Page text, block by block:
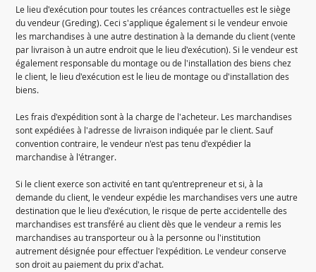
Le lieu d'exécution pour toutes les créances contractuelles est le siège
du vendeur (Greding). Ceci s'applique également si le vendeur envoie
les marchandises à une autre destination à la demande du client (vente
par livraison à un autre endroit que le lieu d'exécution). Si le vendeur est
également responsable du montage ou de l'installation des biens chez
le client, le lieu d'exécution est le lieu de montage ou d'installation des
biens.
Les frais d'expédition sont à la charge de l'acheteur. Les marchandises
sont expédiées à l'adresse de livraison indiquée par le client. Sauf
convention contraire, le vendeur n'est pas tenu d'expédier la
marchandise à l'étranger.
Si le client exerce son activité en tant qu'entrepreneur et si, à la
demande du client, le vendeur expédie les marchandises vers une autre
destination que le lieu d'exécution, le risque de perte accidentelle des
marchandises est transféré au client dès que le vendeur a remis les
marchandises au transporteur ou à la personne ou l'institution
autrement désignée pour effectuer l'expédition. Le vendeur conserve
son droit au paiement du prix d'achat.